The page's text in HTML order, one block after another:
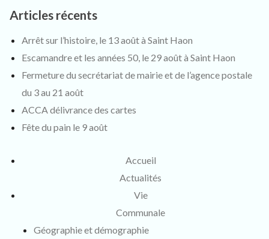
Articles récents
Arrêt sur l’histoire, le 13 août à Saint Haon
Escamandre et les années 50, le 29 août à Saint Haon
Fermeture du secrétariat de mairie et de l’agence postale
du 3 au 21 août
ACCA délivrance des cartes
Fête du pain le 9 août
Accueil
Actualités
Vie
Communale
Géographie et démographie